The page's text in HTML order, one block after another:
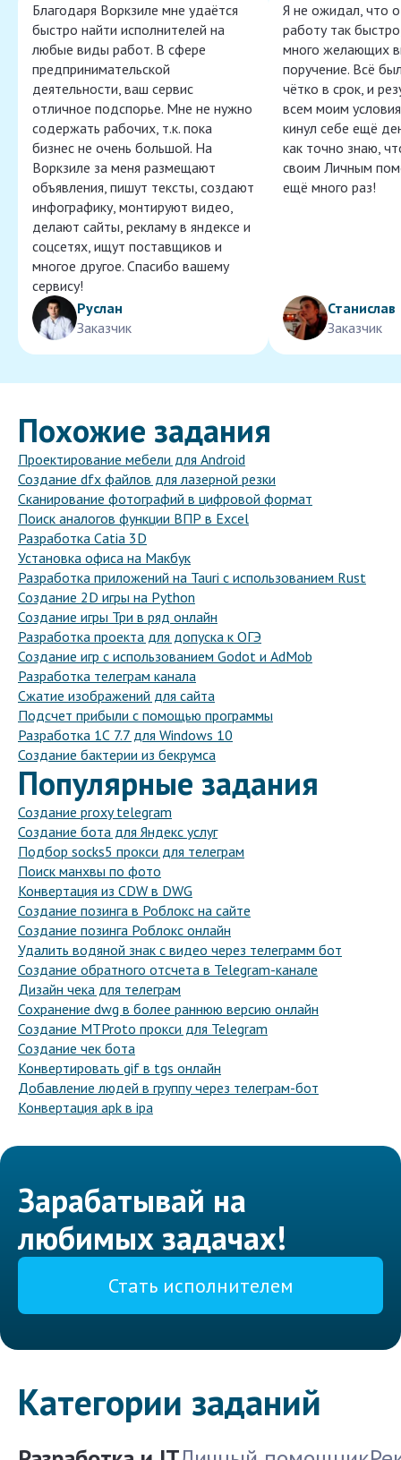
Благодаря Воркзиле мне удаётся
быстро найти исполнителей на
любые виды работ. В сфере
предпринимательской
деятельности, ваш сервис
отличное подспорье. Мне не нужно
содержать рабочих, т.к. пока
бизнес не очень большой. На
Воркзиле за меня размещают
объявления, пишут тексты, создают
инфографику, монтируют видео,
делают сайты, рекламу в яндексе и
соцсетях, ищут поставщиков и
многое другое. Спасибо вашему
сервису!
Руслан
Заказчик
Я не ожидал, что
работу так
много желающих
поручение. Всё
чётко в срок, и
всем моим
кинул себе ещё
как точно знаю,
своим Личным
ещё много раз!
Станислав
Заказчик
Похожие задания
Проектирование мебели для Android
Создание dfx файлов для лазерной резки
Сканирование фотографий в цифровой формат
Поиск аналогов функции ВПР в Excel
Разработка Catia 3D
Установка офиса на Макбук
Разработка приложений на Tauri с использованием Rust
Создание 2D игры на Python
Создание игры Три в ряд онлайн
Разработка проекта для допуска к ОГЭ
Создание игр с использованием Godot и AdMob
Разработка телеграм канала
Сжатие изображений для сайта
Подсчет прибыли с помощью программы
Разработка 1С 7.7 для Windows 10
Создание бактерии из бекрумса
Популярные задания
Создание proxy telegram
Создание бота для Яндекс услуг
Подбор socks5 прокси для телеграм
Поиск манхвы по фото
Конвертация из CDW в DWG
Создание позинга в Роблокс на сайте
Создание позинга Роблокс онлайн
Удалить водяной знак с видео через телеграмм бот
Создание обратного отсчета в Telegram-канале
Дизайн чека для телеграм
Сохранение dwg в более раннюю версию онлайн
Создание MTProto прокси для Telegram
Создание чек бота
Конвертировать gif в tgs онлайн
Добавление людей в группу через телеграм-бот
Конвертация apk в ipa
Зарабатывай на
любимых задачах!
Стать исполнителем
Категории заданий